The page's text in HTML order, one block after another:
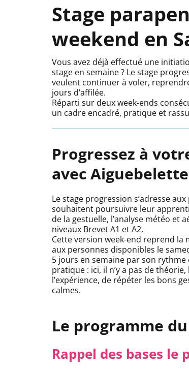
Stage
weekend en
Vous avez déjà effectué une
stage en semaine ? Le stage
veulent continuer à voler,
jours d’affilée.
Réparti sur deux week-ends
un cadre encadré, pratique et
Progressez à
avec
Le stage progression s’adresse
souhaitent poursuivre leur
de la gestuelle, l’analyse météo
niveaux Brevet A1 et A2.
Cette version week-end reprend la
aux personnes disponibles le
5 jours en semaine par son
pratique : ici, il n’y a pas de
l’expérience, de répéter les bons
calmes.
Le programme
Rappel des bases